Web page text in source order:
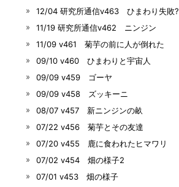
12/04 研究所通信v463 ひまわり失敗?
11/19 研究所通信v462 ニンジン
11/09 v461 菊芋の前に人が倒れた
09/10 v460 ひまわりと宇宙人
09/09 v459 ゴーヤ
09/09 v458 ズッキーニ
08/07 v457 新ニンジンの畝
07/22 v456 菊芋とその友達
07/20 v455 鹿に食われたヒマワリ
07/02 v454 畑の様子2
07/01 v453 畑の様子